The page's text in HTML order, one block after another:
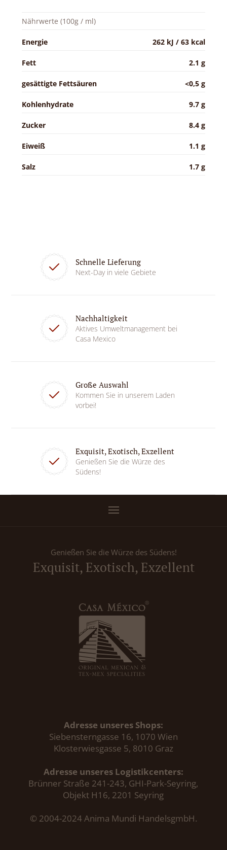
Nährwerte (100g / ml)
Energie 262 kJ / 63 kcal
Fett 2.1 g
gesättigte Fettsäuren <0,5 g
Kohlenhydrate 9.7 g
Zucker 8.4 g
Eiweiß 1.1 g
Salz 1.7 g
Schnelle Lieferung
Next-Day in viele Gebiete
Nachhaltigkeit
Aktives Umweltmanagement bei
Casa Mexico
Große Auswahl
Kommen Sie in unserem Laden
vorbei!
Exquisit, Exotisch, Exzellent
Genießen Sie die Würze des
Südens!
Genießen Sie die Würze des Südens!
Exquisit, Exotisch, Exzellent
Adresse unseres Shops:
Siebensterngasse 16, 1070 Wien
Klosterwiesgasse 5, 8010 Graz
Adresse unseres Logistikcenters:
Brünner Straße 241-243, GHI-Park-Seyring,
Objekt H16, 2201 Seyring
© 2004-2024 Anima Mundi HandelsgmbH.